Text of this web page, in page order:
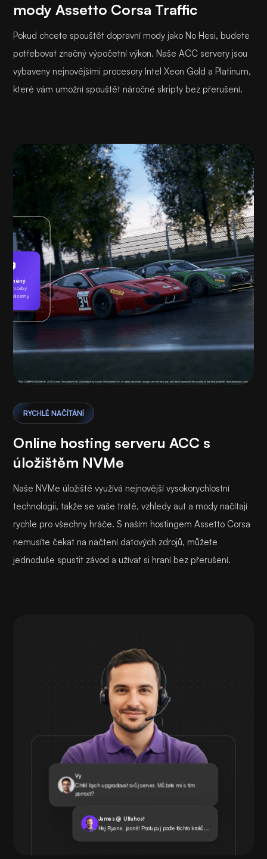
mody Assetto Corsa Traffic
Pokud chcete spouštět dopravní mody jako No Hesi, budete
potřebovat značný výpočetní výkon. Naše ACC servery jsou
vybaveny nejnovějšími procesory Intel Xeon Gold a Platinum,
které vám umožní spouštět náročné skripty bez přerušení.
RYCHLÉ NAČÍTÁNÍ
Online hosting serveru ACC s
úložištěm NVMe
Naše NVMe úložiště využívá nejnovější vysokorychlostní
technologii, takže se vaše tratě, vzhledy aut a mody načítají
rychle pro všechny hráče. S naším hostingem Assetto Corsa
nemusíte čekat na načtení datových zdrojů, můžete
jednoduše spustit závod a užívat si hraní bez přerušení.
hrozby
nalezeny
Vy
Chtěl bych upgradovat svůj server. Můžete mi s tím
pomoct?
James @ Ultahost
Hej Ryane, jasně! Postupuj podle těchto kroků...